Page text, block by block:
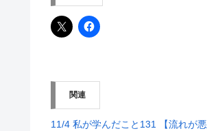
関連
11/4 私が学んだこと131 【流れが悪